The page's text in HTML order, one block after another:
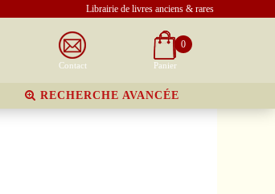
Librairie de livres anciens & rares
Contact
0
Panier
RECHERCHE AVANCÉE